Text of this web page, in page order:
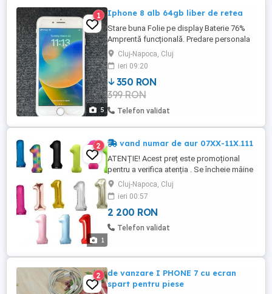
5
1 Iphone 8 alb 64gb liber de retea
Stare buna Folie pe display Baterie 76%
Amprentă funcțională. Predare personala
in Cluj Napoca.
Cluj-Napoca, Cluj
ieri 09:20
350 RON
399 RON
Telefon validat
1
2 vand numar de aur 07XX-11X.111
ATENȚIE! Acest preț este promoțional
pentru a verifica atenția . Se încheie mâine
la ora 19:00. Prețurile revin la forma
normală începând cu 31 iulie , vineri , ora
19:00. vând numărul de telefon de
Superclasa, 07XX-11X.111, prefix repetitiv
, căutat și râvnit . prețul acestui număr de
Cluj-Napoca, Cluj
ieri 00:57
2 200 RON
Telefon validat
2
de vanzare I PHONE 7 cu ecran
spart pentru piese